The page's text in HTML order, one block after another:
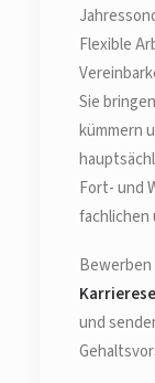
Flexible
Sie
kümmern
Fort- und
fachlichen
und